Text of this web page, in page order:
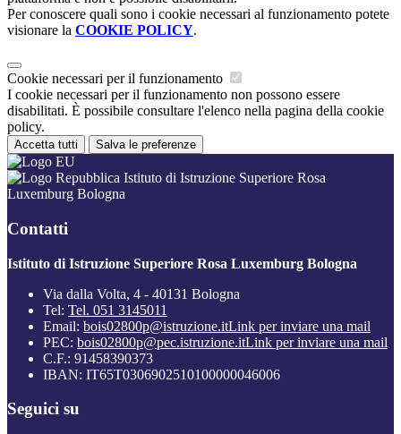
Per conoscere quali sono i cookie necessari al funzionamento potete
visionare la COOKIE POLICY.
Cookie necessari per il funzionamento
I cookie necessari per il funzionamento non possono essere
disabilitati. È possibile consultare l'elenco nella pagina della cookie
policy.
Accetta tutti Salva le preferenze
Istituto di Istruzione Superiore Rosa
Luxemburg Bologna
Contatti
Istituto di Istruzione Superiore Rosa Luxemburg Bologna
Via dalla Volta, 4 - 40131 Bologna
Tel: Tel. 051 3145011
Email: bois02800p@istruzione.itLink per inviare una mail
PEC: bois02800p@pec.istruzione.itLink per inviare una mail
C.F.: 91458390373
IBAN: IT65T0306902510100000046006
Seguici su